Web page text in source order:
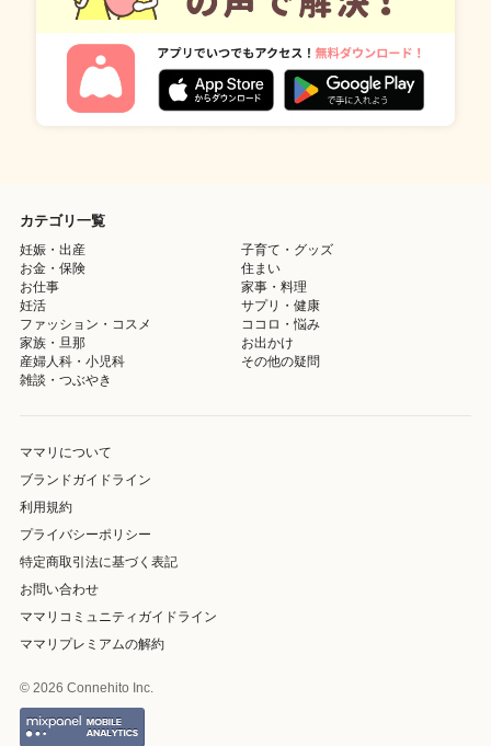
カテゴリ一覧
妊娠・出産
子育て・グッズ
お金・保険
住まい
お仕事
家事・料理
妊活
サプリ・健康
ファッション・コスメ
ココロ・悩み
家族・旦那
お出かけ
産婦人科・小児科
その他の疑問
雑談・つぶやき
ママリについて
ブランドガイドライン
利用規約
プライバシーポリシー
特定商取引法に基づく表記
お問い合わせ
ママリコミュニティガイドライン
ママリプレミアムの解約
© 2026 Connehito Inc.